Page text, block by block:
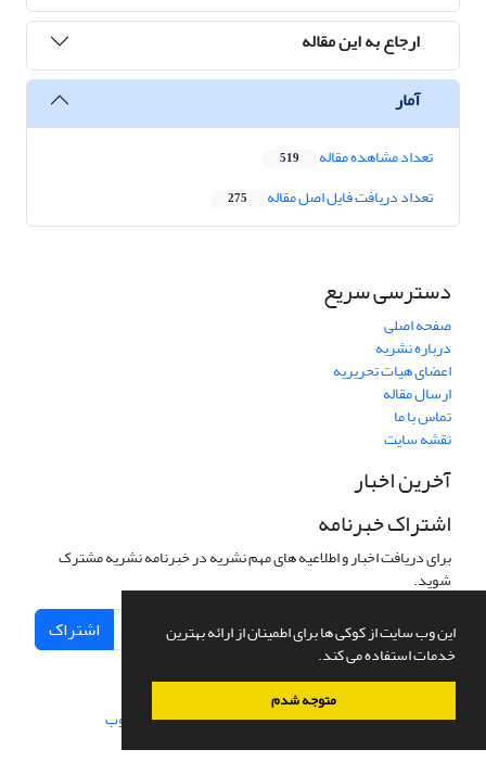
این وب سایت از کوکی ها برای اطمینان از ارائه بهترین
خدمات استفاده می کند.
متوجه شدم
ارجاع به این مقاله
آمار
تعداد مشاهده مقاله 519
تعداد دریافت فایل اصل مقاله 275
دسترسی سریع
صفحه اصلی
درباره نشریه
اعضای هیات تحریریه
ارسال مقاله
تماس با ما
نقشه سایت
آخرین اخبار
اشتراک خبرنامه
برای دریافت اخبار و اطلاعیه های مهم نشریه در خبرنامه نشریه مشترک
شوید.
اشتراک
سامانه مدیریت نشریات علمی.طراحی و پیاده سازی از سیناوب